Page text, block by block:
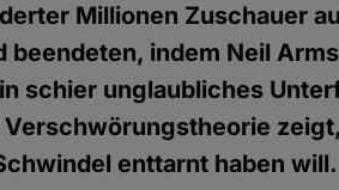
Millionen Zuschauer
beendeten, indem Neil
schier unglaubliches
enttarnt haben will.